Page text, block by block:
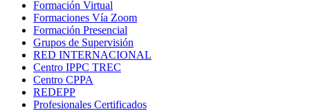
Formación Virtual
Formaciones Vía Zoom
Formación Presencial
Grupos de Supervisión
RED INTERNACIONAL
Centro IPPC TREC
Centro CPPA
REDEPP
Profesionales Certificados